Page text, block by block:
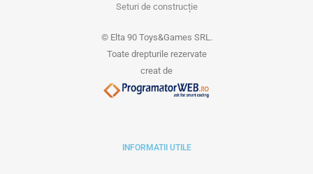
Seturi de construcție
© Elta 90 Toys&Games SRL.
Toate drepturile rezervate
creat de
INFORMATII UTILE